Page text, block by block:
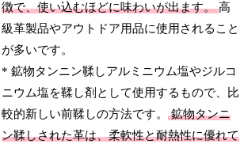
徴で、使い込むほどに味わいが出ます。高
級革製品やアウトドア用品に使用されること
が多いです。
* 鉱物タンニン鞣しアルミニウム塩やジルコ
ニウム塩を鞣し剤として使用するもので、比
較的新しい前鞣しの方法です。鉱物タンニ
ン鞣しされた革は、柔軟性と耐熱性に優れて